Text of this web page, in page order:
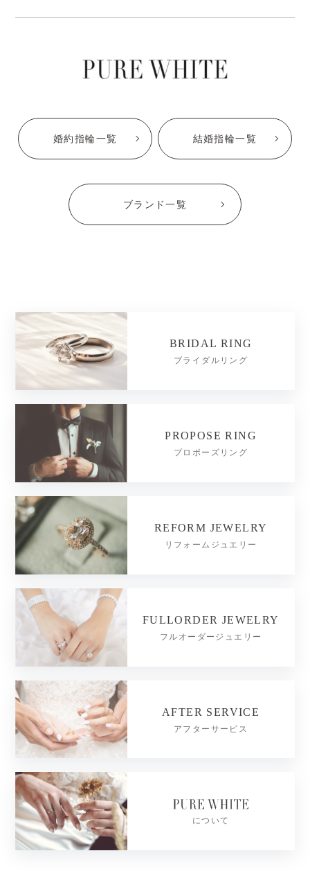
婚約指輪一覧 結婚指輪一覧
ブランド一覧
BRIDAL RING
ブライダルリング
PROPOSE RING
プロポーズリング
REFORM JEWELRY
リフォームジュエリー
FULLORDER JEWELRY
フルオーダージュエリー
AFTER SERVICE
アフターサービス
について